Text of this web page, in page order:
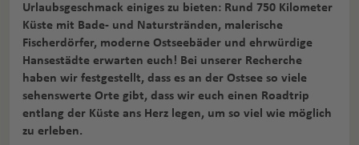
Urlaubsgeschmack einiges zu bieten: Rund 750 Kilometer
Küste mit Bade-­ und Naturstränden, malerische
Fischerdörfer, moderne Ostseebäder und ehrwürdige
Hansestädte erwarten euch! Bei unserer Recherche
haben wir festgestellt, dass es an der Ostsee so viele
sehenswerte Orte gibt, dass wir euch einen Roadtrip
entlang der Küste ans Herz legen, um so viel wie möglich
zu erleben.